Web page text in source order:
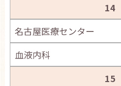
14
名古屋医療センター
血液内科
15